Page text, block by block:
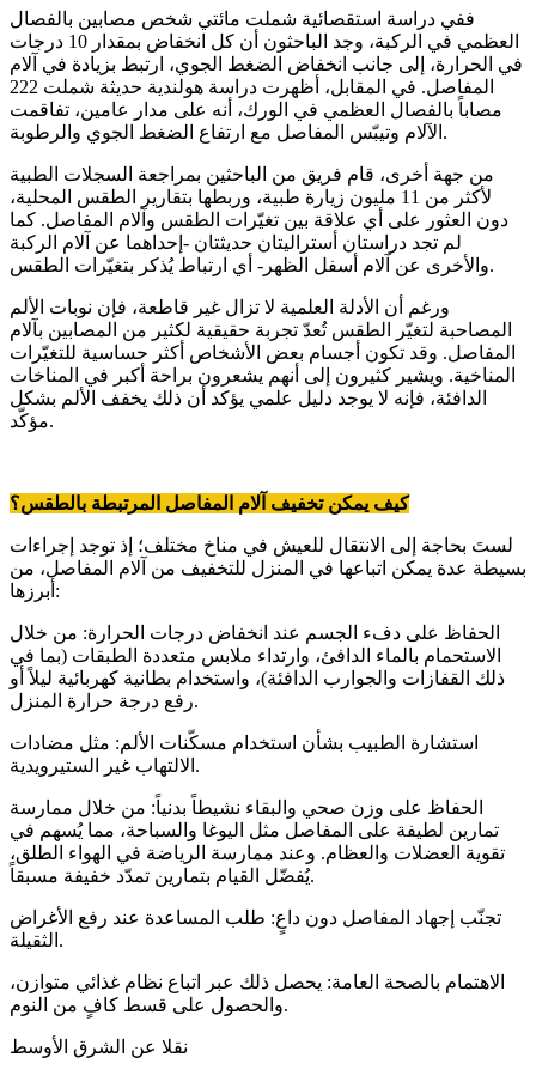
ففي دراسة استقصائية شملت مائتي شخص مصابين بالفصال
العظمي في الركبة، وجد الباحثون أن كل انخفاض بمقدار 10 درجات
في الحرارة، إلى جانب انخفاض الضغط الجوي، ارتبط بزيادة في آلام
المفاصل. في المقابل، أظهرت دراسة هولندية حديثة شملت 222
مصاباً بالفصال العظمي في الورك، أنه على مدار عامين، تفاقمت
الآلام وتيبّس المفاصل مع ارتفاع الضغط الجوي والرطوبة.
من جهة أخرى، قام فريق من الباحثين بمراجعة السجلات الطبية
لأكثر من 11 مليون زيارة طبية، وربطها بتقارير الطقس المحلية،
دون العثور على أي علاقة بين تغيّرات الطقس وآلام المفاصل. كما
لم تجد دراستان أستراليتان حديثتان -إحداهما عن آلام الركبة
والأخرى عن آلام أسفل الظهر- أي ارتباط يُذكر بتغيّرات الطقس.
ورغم أن الأدلة العلمية لا تزال غير قاطعة، فإن نوبات الألم
المصاحبة لتغيّر الطقس تُعدّ تجربة حقيقية لكثير من المصابين بآلام
المفاصل. وقد تكون أجسام بعض الأشخاص أكثر حساسية للتغيّرات
المناخية. ويشير كثيرون إلى أنهم يشعرون براحة أكبر في المناخات
الدافئة، فإنه لا يوجد دليل علمي يؤكد أن ذلك يخفف الألم بشكل
مؤكّد.
كيف يمكن تخفيف آلام المفاصل المرتبطة بالطقس؟
لستَ بحاجة إلى الانتقال للعيش في مناخ مختلف؛ إذ توجد إجراءات
بسيطة عدة يمكن اتباعها في المنزل للتخفيف من آلام المفاصل، من
أبرزها:
الحفاظ على دفء الجسم عند انخفاض درجات الحرارة: من خلال
الاستحمام بالماء الدافئ، وارتداء ملابس متعددة الطبقات (بما في
ذلك القفازات والجوارب الدافئة)، واستخدام بطانية كهربائية ليلاً أو
رفع درجة حرارة المنزل.
استشارة الطبيب بشأن استخدام مسكّنات الألم: مثل مضادات
الالتهاب غير الستيرويدية.
الحفاظ على وزن صحي والبقاء نشيطاً بدنياً: من خلال ممارسة
تمارين لطيفة على المفاصل مثل اليوغا والسباحة، مما يُسهم في
تقوية العضلات والعظام. وعند ممارسة الرياضة في الهواء الطلق،
يُفضّل القيام بتمارين تمدّد خفيفة مسبقاً.
تجنّب إجهاد المفاصل دون داعٍ: طلب المساعدة عند رفع الأغراض
الثقيلة.
الاهتمام بالصحة العامة: يحصل ذلك عبر اتباع نظام غذائي متوازن،
والحصول على قسط كافٍ من النوم.
نقلا عن الشرق الأوسط